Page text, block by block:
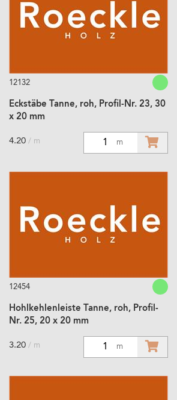
12132
Eckstäbe Tanne, roh, Profil-Nr. 23, 30
x 20 mm
m
4.20 / m
12454
Hohlkehlenleiste Tanne, roh, Profil-
Nr. 25, 20 x 20 mm
m
3.20 / m